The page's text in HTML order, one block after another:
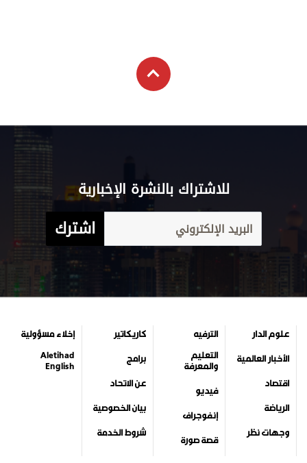
للاشتراك بالنشرة الإخبارية
اشترك
علوم الدار
الأخبار العالمية
اقتصاد
الرياضة
وجهات نظر
الترفيه
التعليم
والمعرفة
فيديو
إنفوجراف
قصة صورة
كاريكاتير
برامج
عن الاتحاد
بيان الخصوصية
شروط الخدمة
إخلاء مسؤولية
Aletihad
English